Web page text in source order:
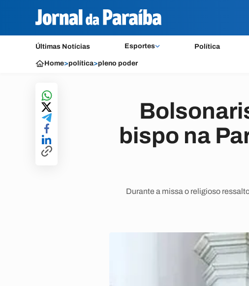
Últimas Notícias Esportes Política
Home>política>pleno poder
bispo na
Durante a missa o religioso